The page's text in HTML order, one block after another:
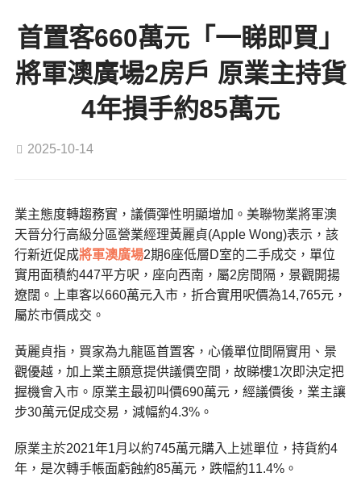
首置客660萬元「一睇即買」
將軍澳廣場2房戶 原業主持貨
4年損手約85萬元
2025-10-14
業主態度轉趨務實，議價彈性明顯增加。美聯物業將軍澳
天晉分行高級分區營業經理黃麗貞(Apple Wong)表示，該
行新近促成將軍澳廣場2期6座低層D室的二手成交，單位
實用面積約447平方呎，座向西南，屬2房間隔，景觀開揚
遼闊。上車客以660萬元入市，折合實用呎價為14,765元，
屬於市價成交。
黃麗貞指，買家為九龍區首置客，心儀單位間隔實用、景
觀優越，加上業主願意提供議價空間，故睇樓1次即決定把
握機會入市。原業主最初叫價690萬元，經議價後，業主讓
步30萬元促成交易，減幅約4.3%。
原業主於2021年1月以約745萬元購入上述單位，持貨約4
年，是次轉手帳面虧蝕約85萬元，跌幅約11.4%。